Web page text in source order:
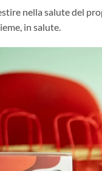
nella salute del
in salute.